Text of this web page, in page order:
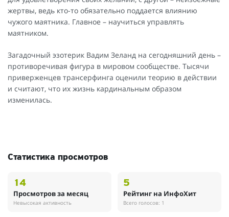
жертвы, ведь кто-то обязательно поддается влиянию
чужого маятника. Главное – научиться управлять
маятником.
Загадочный эзотерик Вадим Зеланд на сегодняшний день –
противоречивая фигура в мировом сообществе. Тысячи
приверженцев трансерфинга оценили теорию в действии
и считают, что их жизнь кардинальным образом
изменилась.
Статистика просмотров
14
Просмотров за месяц
Невысокая активность
5
Рейтинг на ИнфоХит
Всего голосов: 1